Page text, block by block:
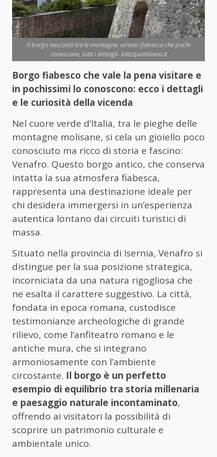
Il borgo nascosto tra le montagne: un’oasi fiabesca che pochi
conoscono, tutti i dettagli- blitzquotidiano.it
Borgo fiabesco che vale la pena visitare e
in pochissimi lo conoscono: ecco i dettagli
e le curiosità della vicenda
Nel cuore verde d’Italia, tra le pieghe delle
montagne molisane, si cela un gioiello poco
conosciuto ma ricco di storia e fascino:
Venafro. Questo borgo antico, che conserva
intatta la sua atmosfera fiabesca,
rappresenta una destinazione ideale per
chi desidera immergersi in un’esperienza
autentica lontano dai circuiti turistici di
massa.
Situato nella provincia di Isernia, Venafro si
distingue per la sua posizione strategica,
incorniciata da una natura rigogliosa che
ne esalta il carattere suggestivo. La città,
fondata in epoca romana, custodisce
testimonianze archeologiche di grande
rilievo, come l’anfiteatro romano e le
antiche mura, che si integrano
armoniosamente con l’ambiente
circostante. Il borgo è un perfetto
esempio di equilibrio tra storia millenaria
e paesaggio naturale incontaminato,
offrendo ai visitatori la possibilità di
scoprire un patrimonio culturale e
ambientale unico.